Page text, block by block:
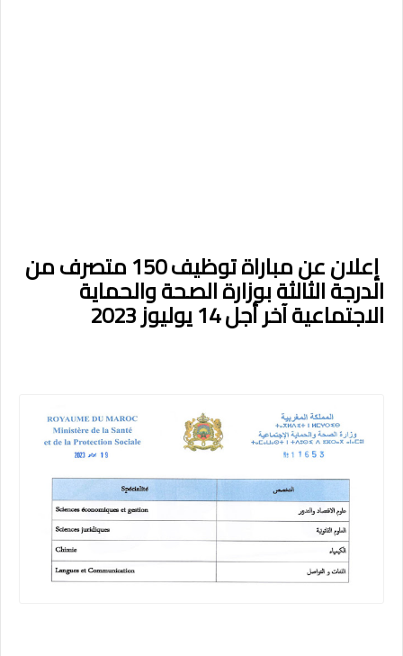
إعلان عن مباراة توظيف 150 متصرف من
الدرجة الثالثة بوزارة الصحة والحماية
الاجتماعية آخر أجل 14 يوليوز 2023